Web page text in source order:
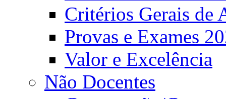
Critérios Gerais de
Provas e Exames
Valor e Excelência
Não Docentes